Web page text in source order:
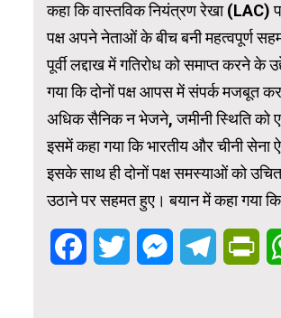
कहा कि वास्तविक नियंत्रण रेखा (LAC)
पक्ष अपने नेताओं के बीच बनी महत्वपूर्ण
पूर्वी लद्दाख में गतिरोध को समाप्त करने
गया कि दोनों पक्ष आपस में संपर्क मजबूत
अधिक सैनिक न भेजने, जमीनी स्थिति
इसमें कहा गया कि भारतीय और चीनी सेना
इसके साथ ही दोनों पक्ष समस्याओं को
उठाने पर सहमत हुए। बयान में कहा गया
FacebookTwitter Messenger